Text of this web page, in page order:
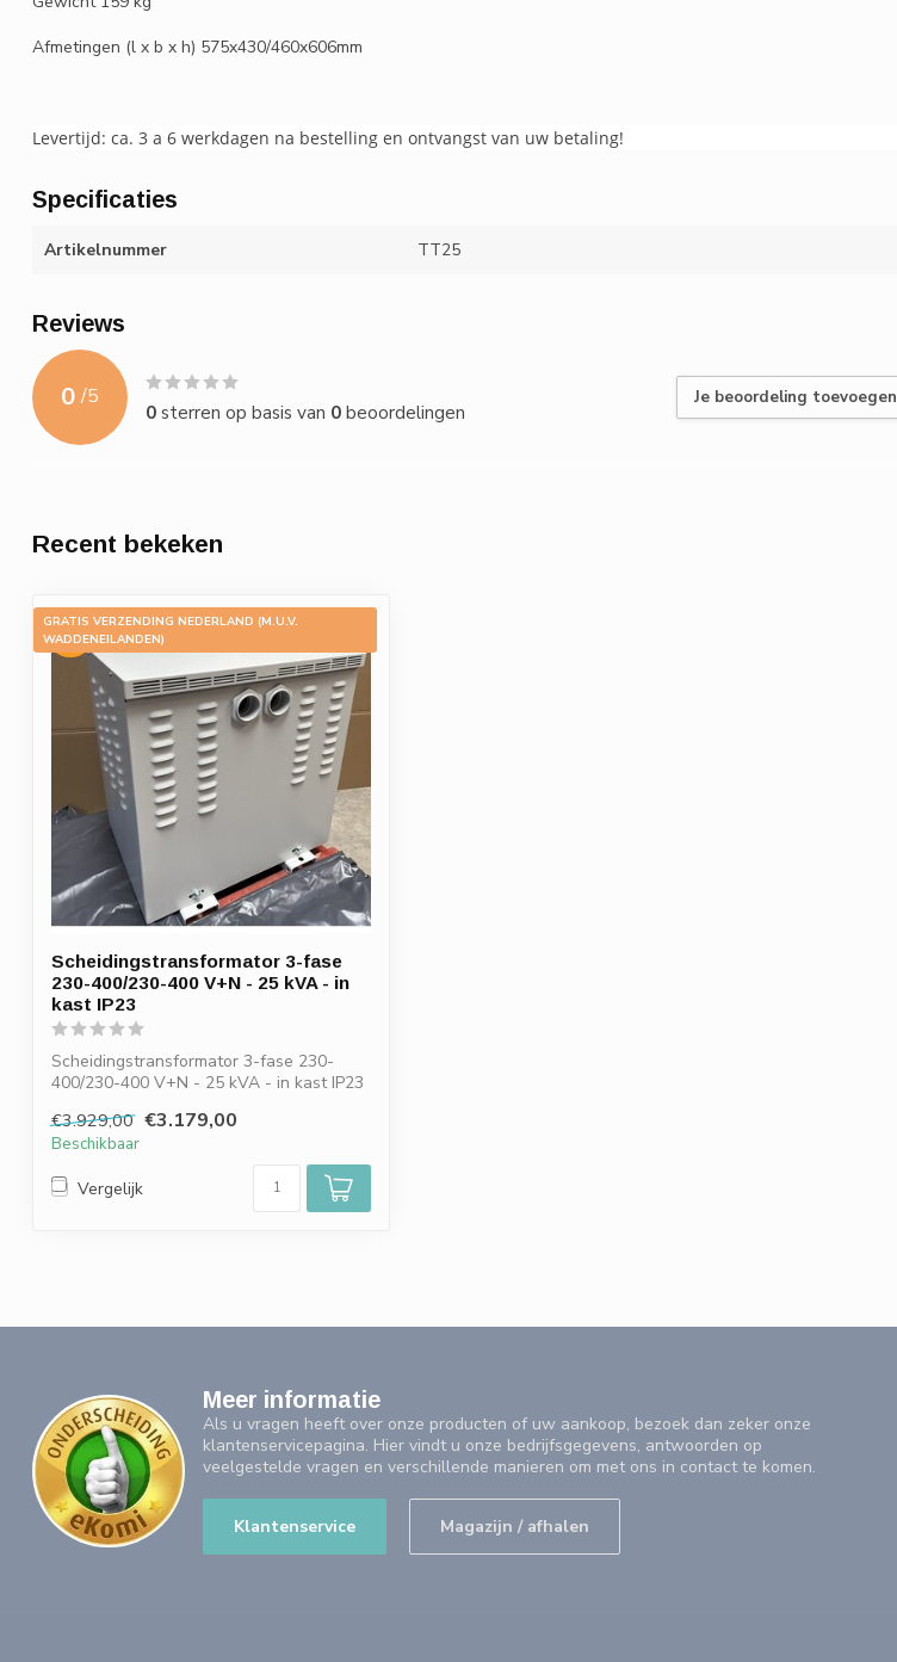
Afmetingen (l x b x h) 575x430/460x606mm
Levertijd: ca. 3 a 6 werkdagen na bestelling en ontvangst van uw betaling!
Specificaties
Artikelnummer TT25
Reviews
0 /5
0sterren op basis van 0beoordelingen
Je beoordeling toevoegen
Recent bekeken
GRATIS VERZENDING NEDERLAND (M.U.V.
WADDENEILANDEN)
-19%
Scheidingstransformator 3-fase
230-400/230-400 V+N - 25 kVA - in
kast IP23
Scheidingstransformator 3-fase 230-
400/230-400 V+N - 25 kVA - in kast IP23
€3.929,00 €3.179,00
Beschikbaar
Vergelijk
Meer informatie
Als u vragen heeft over onze producten of uw aankoop, bezoek dan zeker onze
klantenservicepagina. Hier vindt u onze bedrijfsgegevens, antwoorden op
veelgestelde vragen en verschillende manieren om met ons in contact te komen.
Klantenservice Magazijn / afhalen